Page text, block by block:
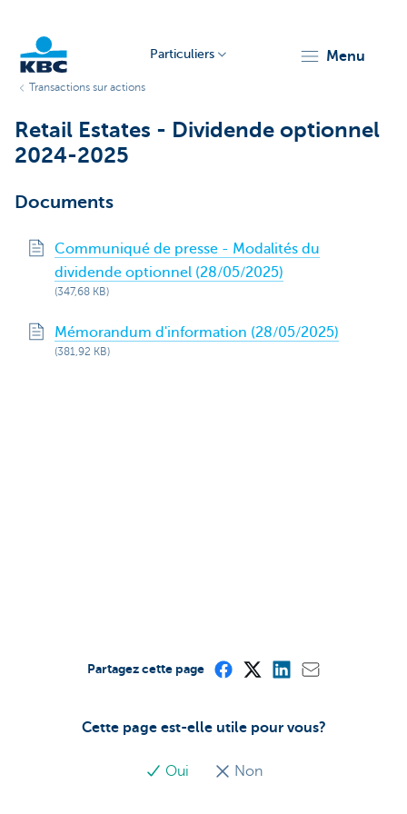
Particuliers menu
Transactions sur actions
Retail Estates - Dividende optionnel
2024-2025
Documents
Communiqué de presse - Modalités du
dividende optionnel (28/05/2025)
(347,68 KB)
Mémorandum d'information (28/05/2025)
(381,92 KB)
Cette page est-elle utile pour vous?
Oui Non
Partagez cette page